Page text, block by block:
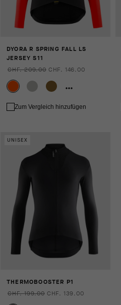
DYORA R SPRING FALL LS
JERSEY S11
CHF. 209.00 CHF. 146.00
Zum Vergleich hinzufügen
UNISEX
THERMOBOOSTER P1
CHF. 199.00 CHF. 139.00